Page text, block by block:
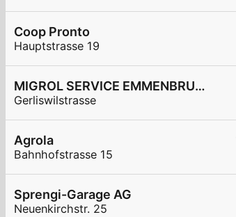
Coop Pronto
Hauptstrasse 19
MIGROL SERVICE EMMENBRUECKE
Gerliswilstrasse
Agrola
Bahnhofstrasse 15
Sprengi-Garage AG
Neuenkirchstr. 25